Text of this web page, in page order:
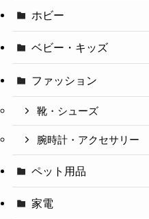
ホビー
ベビー・キッズ
ファッション
靴・シューズ
腕時計・アクセサリー
ペット用品
家電